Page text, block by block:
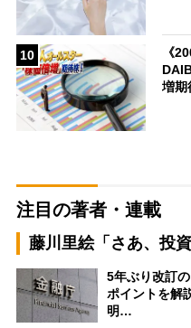
10
《
増
注目の著者・連載
藤川里絵「さあ、投
5年ぶり改訂
ポイントを解
明…